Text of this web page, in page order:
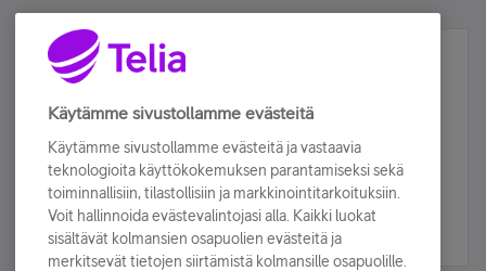
Älä jää paitsi – osallistu ja voita!
Tilaa Telian uutiskirje ja olet mukana arvonnassa.
sähköpostiisi.
Tilaa nyt
Käytämme sivustollamme evästeitä
Käytämme sivustollamme evästeitä ja vastaavia
teknologioita käyttökokemuksen parantamiseksi sekä
toiminnallisiin, tilastollisiin ja markkinointitarkoituksiin.
Voit hallinnoida evästevalintojasi alla. Kaikki luokat
sisältävät kolmansien osapuolien evästeitä ja
merkitsevät tietojen siirtämistä kolmansille osapuolille.